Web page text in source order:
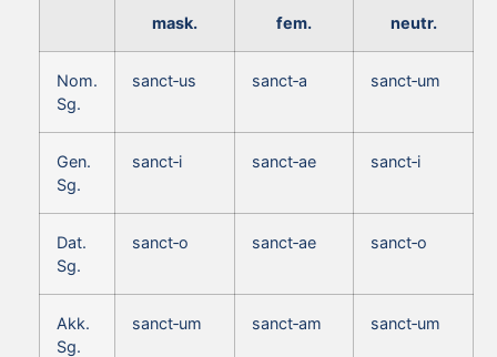
mask. fem. neutr.
Nom.
Sg.
sanct‑us sanct‑a sanct‑um
Gen.
Sg.
sanct‑i sanct‑ae sanct‑i
Dat.
Sg.
sanct‑o sanct‑ae sanct‑o
Akk.
Sg.
sanct‑um sanct‑am sanct‑um